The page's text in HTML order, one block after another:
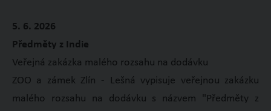
5. 6. 2026
Předměty z Indie
Veřejná zakázka malého rozsahu na dodávku
ZOO a zámek Zlín - Lešná vypisuje veřejnou zakázku
malého rozsahu na dodávku s názvem "Předměty z